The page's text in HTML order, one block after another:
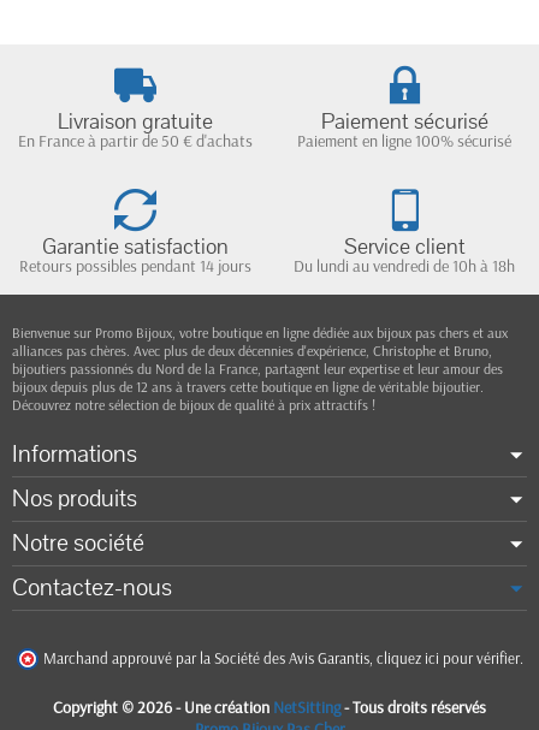
Livraison gratuite
En France à partir de 50 € d'achats
Paiement sécurisé
Paiement en ligne 100% sécurisé
Garantie satisfaction
Retours possibles pendant 14 jours
Service client
Du lundi au vendredi de 10h à 18h
Bienvenue sur Promo Bijoux, votre boutique en ligne dédiée aux bijoux pas chers et aux
alliances pas chères. Avec plus de deux décennies d'expérience, Christophe et Bruno,
bijoutiers passionnés du Nord de la France, partagent leur expertise et leur amour des
bijoux depuis plus de 12 ans à travers cette boutique en ligne de véritable bijoutier.
Découvrez notre sélection de bijoux de qualité à prix attractifs !
Informations
Nos produits
Notre société
Contactez-nous
Marchand approuvé par la Société des Avis Garantis, cliquez ici pour vérifier
Copyright © 2026 - Une création NetSitting- Tous droits réservés